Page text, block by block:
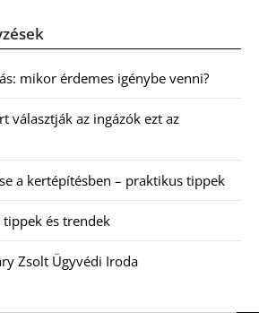
mikor érdemes igénybe venni?
választják az ingázók ezt az
a kertépítésben – praktikus tippek
tippek és trendek
Zsolt Ügyvédi Iroda